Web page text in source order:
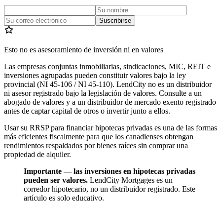
Suscribirse
Esto no es asesoramiento de inversión ni en valores
Las empresas conjuntas inmobiliarias, sindicaciones, MIC, REIT e
inversiones agrupadas pueden constituir valores bajo la ley
provincial (NI 45-106 / NI 45-110). LendCity no es un distribuidor
ni asesor registrado bajo la legislación de valores. Consulte a un
abogado de valores y a un distribuidor de mercado exento registrado
antes de captar capital de otros o invertir junto a ellos.
Usar su RRSP para financiar hipotecas privadas es una de las formas
más eficientes fiscalmente para que los canadienses obtengan
rendimientos respaldados por bienes raíces sin comprar una
propiedad de alquiler.
Importante — las inversiones en hipotecas privadas
pueden ser valores. LendCity Mortgages es un
corredor hipotecario, no un distribuidor registrado. Este
artículo es solo educativo.